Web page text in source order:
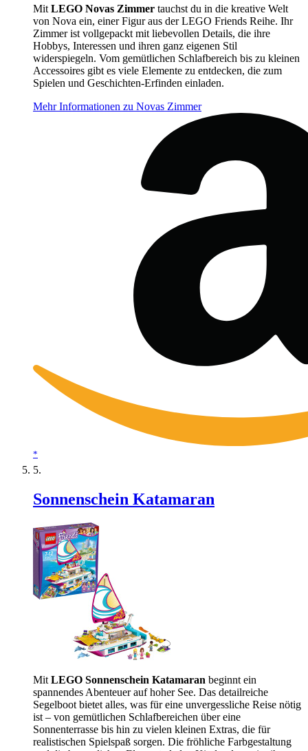
Mit LEGO Novas Zimmer tauchst du in die kreative Welt
von Nova ein, einer Figur aus der LEGO Friends Reihe. Ihr
Zimmer ist vollgepackt mit liebevollen Details, die ihre
Hobbys, Interessen und ihren ganz eigenen Stil
widerspiegeln. Vom gemütlichen Schlafbereich bis zu kleinen
Accessoires gibt es viele Elemente zu entdecken, die zum
Spielen und Geschichten-Erfinden einladen.
Mehr Informationen zu Novas Zimmer
*
Sonnenschein Katamaran
Mit LEGO Sonnenschein Katamaran beginnt ein
spannendes Abenteuer auf hoher See. Das detailreiche
Segelboot bietet alles, was für eine unvergessliche Reise nötig
ist – von gemütlichen Schlafbereichen über eine
Sonnenterrasse bis hin zu vielen kleinen Extras, die für
realistischen Spielspaß sorgen. Die fröhliche Farbgestaltung